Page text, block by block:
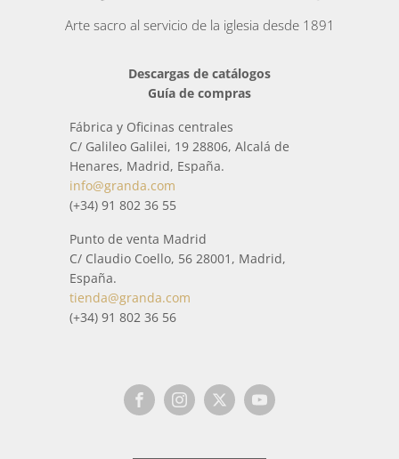
Arte sacro al servicio de la iglesia desde 1891
Descargas de catálogos
Guía de compras
Fábrica y Oficinas centrales
C/ Galileo Galilei, 19 28806, Alcalá de
Henares, Madrid, España.
info@granda.com
(+34) 91 802 36 55
Punto de venta Madrid
C/ Claudio Coello, 56 28001, Madrid,
España.
tienda@granda.com
(+34) 91 802 36 56